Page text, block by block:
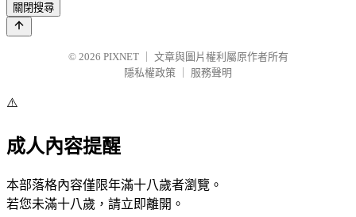
關閉搜尋
© 2026 PIXNET
文章與圖片權利屬原作者所有
隱私權政策
服務聲明
⚠️
成人內容提醒
本部落格內容僅限年滿十八歲者瀏覽。
若您未滿十八歲，請立即離開。